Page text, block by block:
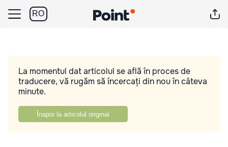
RO
La momentul dat articolul se află în proces de
traducere, vă rugăm să încercați din nou în câteva
minute.
Înapoi la articolul original